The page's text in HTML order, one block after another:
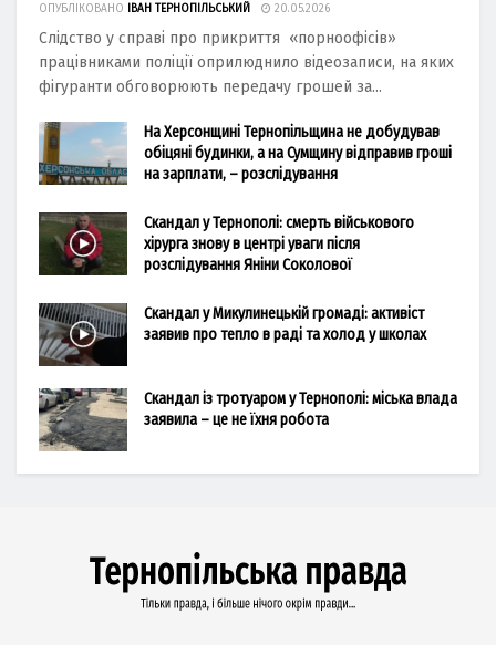
ОПУБЛІКОВАНО ІВАН ТЕРНОПІЛЬСЬКИЙ 20.05.2026
Слідство у справі про прикриття «порноофісів»
працівниками поліції оприлюднило відеозаписи, на яких
фігуранти обговорюють передачу грошей за...
На Херсонщині Тернопільщина не добудував
обіцяні будинки, а на Сумщину відправив гроші
на зарплати, – розслідування
Скандал у Тернополі: смерть військового
хірурга знову в центрі уваги після
розслідування Яніни Соколової
Скандал у Микулинецькій громаді: активіст
заявив про тепло в раді та холод у школах
Скандал із тротуаром у Тернополі: міська влада
заявила – це не їхня робота